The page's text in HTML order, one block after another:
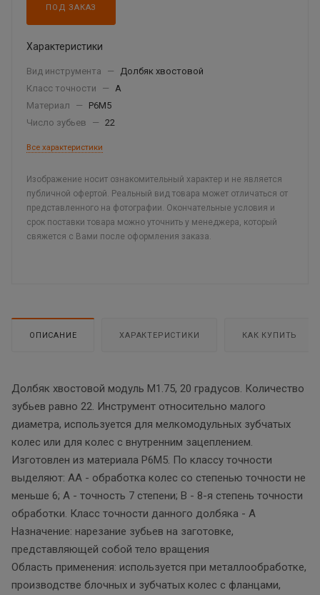
ПОД ЗАКАЗ
Характеристики
Вид инструмента —
Долбяк хвостовой
Класс точности
— А
Материал
—
Р6М5
Число зубьев
— 22
Все характеристики
Изображение носит ознакомительный характер и не является
публичной офертой. Реальный вид товара может отличаться от
представленного на фотографии. Окончательные условия и
срок поставки товара можно уточнить у менеджера, который
свяжется с Вами после оформления заказа.
ОПИСАНИЕ ХАРАКТЕРИСТИКИ КАК КУПИТЬ
Долбяк хвостовой модуль М1.75, 20 градусов. Количество
зубьев равно 22. Инструмент относительно малого
диаметра, используется для мелкомодульных зубчатых
колес или для колес с внутренним зацеплением.
Изготовлен из материала Р6М5. По классу точности
выделяют: АА - обработка колес со степенью точности не
меньше 6; А - точность 7 степени; В - 8-я степень точности
обработки. Класс точности данного долбяка - А
Назначение: нарезание зубьев на заготовке,
представляющей собой тело вращения
Область применения: используется при металлообработке,
производстве блочных и зубчатых колес с фланцами,